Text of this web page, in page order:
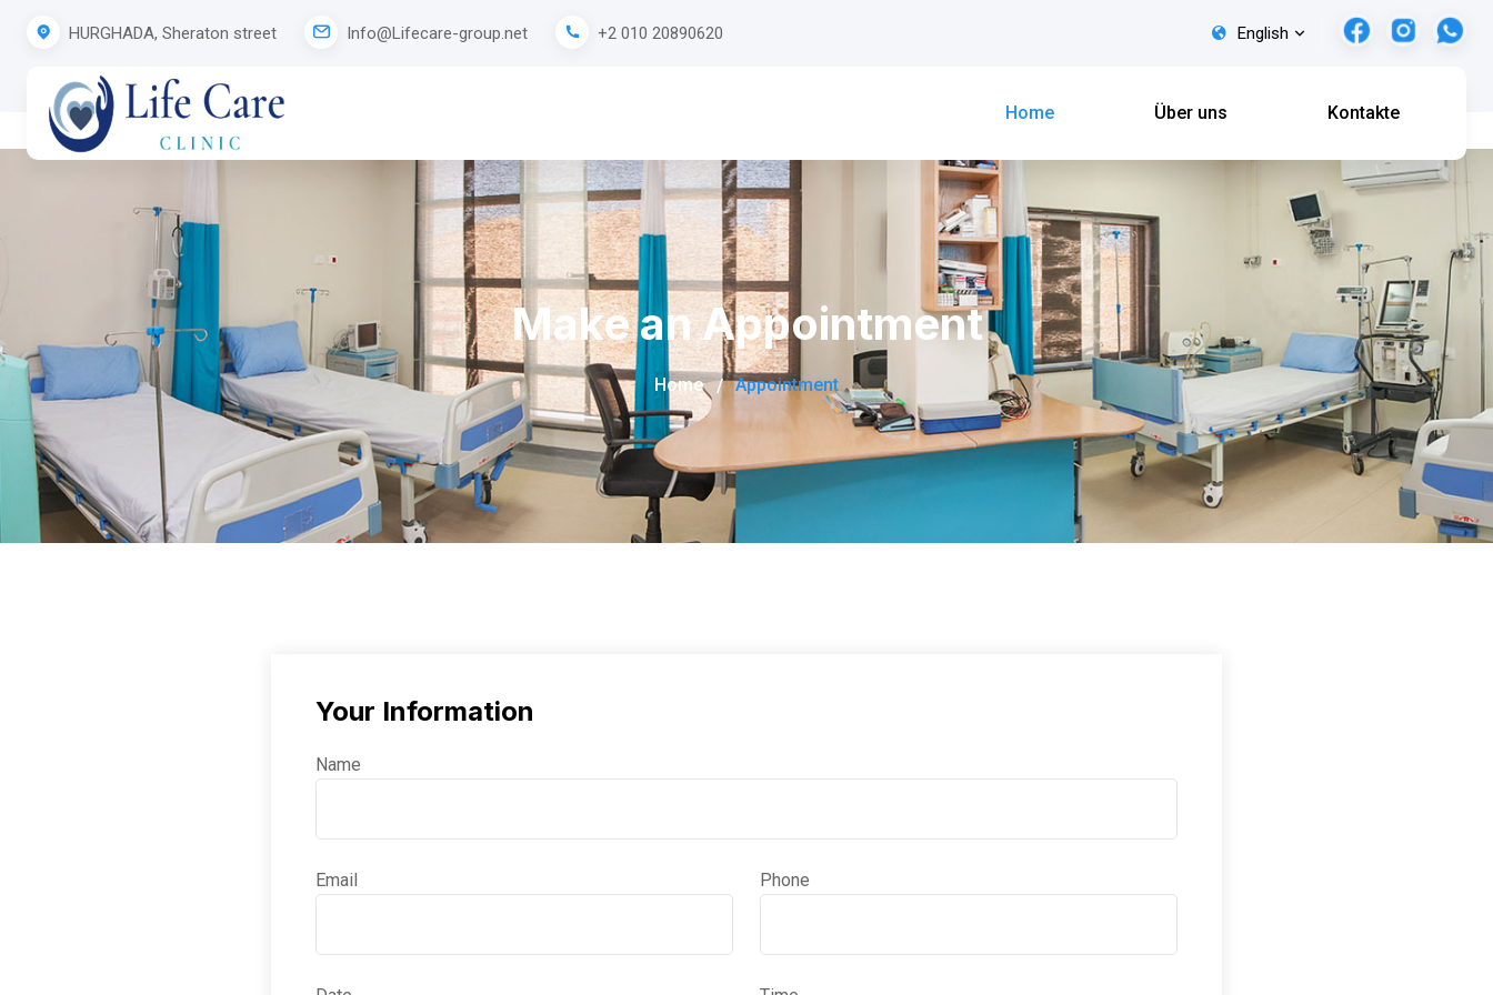
HURGHADA, Sheraton street Info@Lifecare-group.net +2 010 20890620 English
Home Über uns Kontakte
Make an Appointment
Home Appointment
Your Information
Name
Email Phone